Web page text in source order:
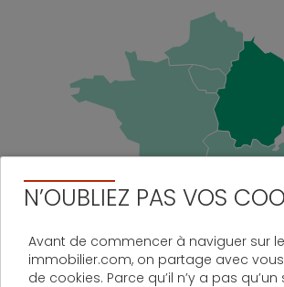
N’OUBLIEZ PAS VOS
Avant de commencer à naviguer sur
immobilier.com, on partage avec
de cookies. Parce qu’il n’y a pas